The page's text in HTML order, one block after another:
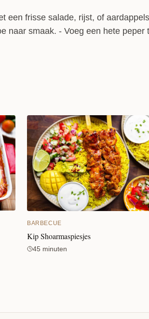
een frisse salade, rijst, of
naar smaak. - Voeg een hete peper
BARBECUE
Kip Shoarmaspiesjes
45 minuten